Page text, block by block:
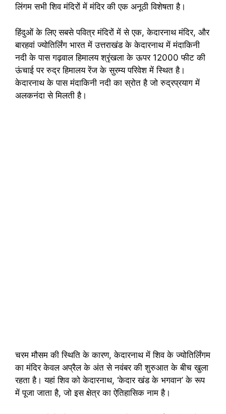
लिंगम सभी शिव मंदिरों में मंदिर की एक अनूठी विशेषता है।
हिंदुओं के लिए सबसे पवित्र मंदिरों में से एक, केदारनाथ मंदिर, और
बारहवां ज्योतिर्लिंग भारत में उत्तराखंड के केदारनाथ में मंदाकिनी
नदी के पास गढ़वाल हिमालय श्रृंखला के ऊपर 12000 फीट की
ऊंचाई पर रुद्र हिमालय रेंज के सुरम्य परिवेश में स्थित है।
केदारनाथ के पास मंदाकिनी नदी का स्रोत है जो रुद्रप्रयाग में
अलकनंदा से मिलती है।
चरम मौसम की स्थिति के कारण, केदारनाथ में शिव के ज्योतिर्लिंगम
का मंदिर केवल अप्रैल के अंत से नवंबर की शुरुआत के बीच खुला
रहता है। यहां शिव को केदारनाथ, ‘केदार खंड के भगवान’ के रूप
में पूजा जाता है, जो इस क्षेत्र का ऐतिहासिक नाम है।